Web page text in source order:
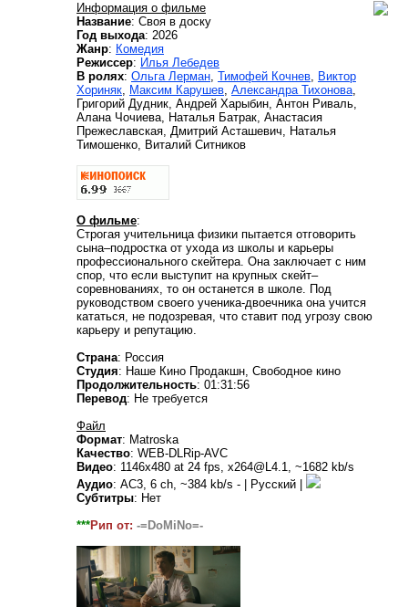
Информация о фильме
Название: Своя в доску
Год выхода: 2026
Жанр: Комедия
Режиссер: Илья Лебедев
В ролях: Ольга Лерман, Тимофей Кочнев, Виктор
Хориняк, Максим Карушев, Александра Тихонова,
Григорий Дудник, Андрей Харыбин, Антон Риваль,
Алана Чочиева, Наталья Батрак, Анастасия
Прежеславская, Дмитрий Асташевич, Наталья
Тимошенко, Виталий Ситников
О фильме:
Строгая учительница физики пытается отговорить
сына–подростка от ухода из школы и карьеры
профессионального скейтера. Она заключает с ним
спор, что если выступит на крупных скейт–
соревнованиях, то он останется в школе. Под
руководством своего ученика-двоечника она учится
кататься, не подозревая, что ставит под угрозу свою
карьеру и репутацию.
Страна: Россия
Студия: Наше Кино Продакшн, Свободное кино
Продолжительность: 01:31:56
Перевод: Не требуется
Файл
Формат: Matroska
Качество: WEB-DLRip-AVC
Видео: 1146x480 at 24 fps, x264@L4.1, ~1682 kb/s
Аудио: AC3, 6 ch, ~384 kb/s - | Русский |
Субтитры: Нет
***Рип от: -=DoMiNo=-